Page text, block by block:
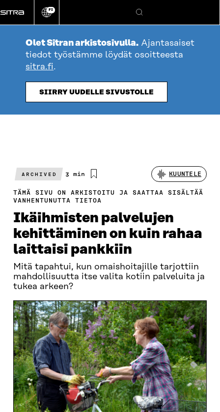
suoraan
sisältöön
Vaihda
kieli
FI
Hae
Olet Sitran arkistosivulla. Ajantasaiset
tiedot työstämme löydät osoitteesta
sitra.fi.
SIIRRY UUDELLE SIVUSTOLLE
ARCHIVED
Arvioitu
3 min KUUNTELE
TÄMÄ SIVU ON ARKISTOITU JA SAATTAA SISÄLTÄÄ
VANHENTUNUTTA TIETOA
Ikäihmisten palvelujen
kehittäminen on kuin rahaa
laittaisi pankkiin
Mitä tapahtui, kun omaishoitajille tarjottiin
mahdollisuutta itse valita kotiin palveluita ja
tukea arkeen?